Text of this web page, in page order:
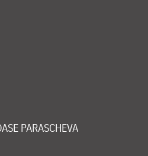
PARASCHEVA